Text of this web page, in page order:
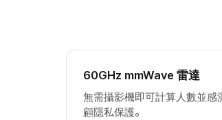
60GHz mmWave 雷達
無需攝影機即可計算人數並感
顧隱私保護。